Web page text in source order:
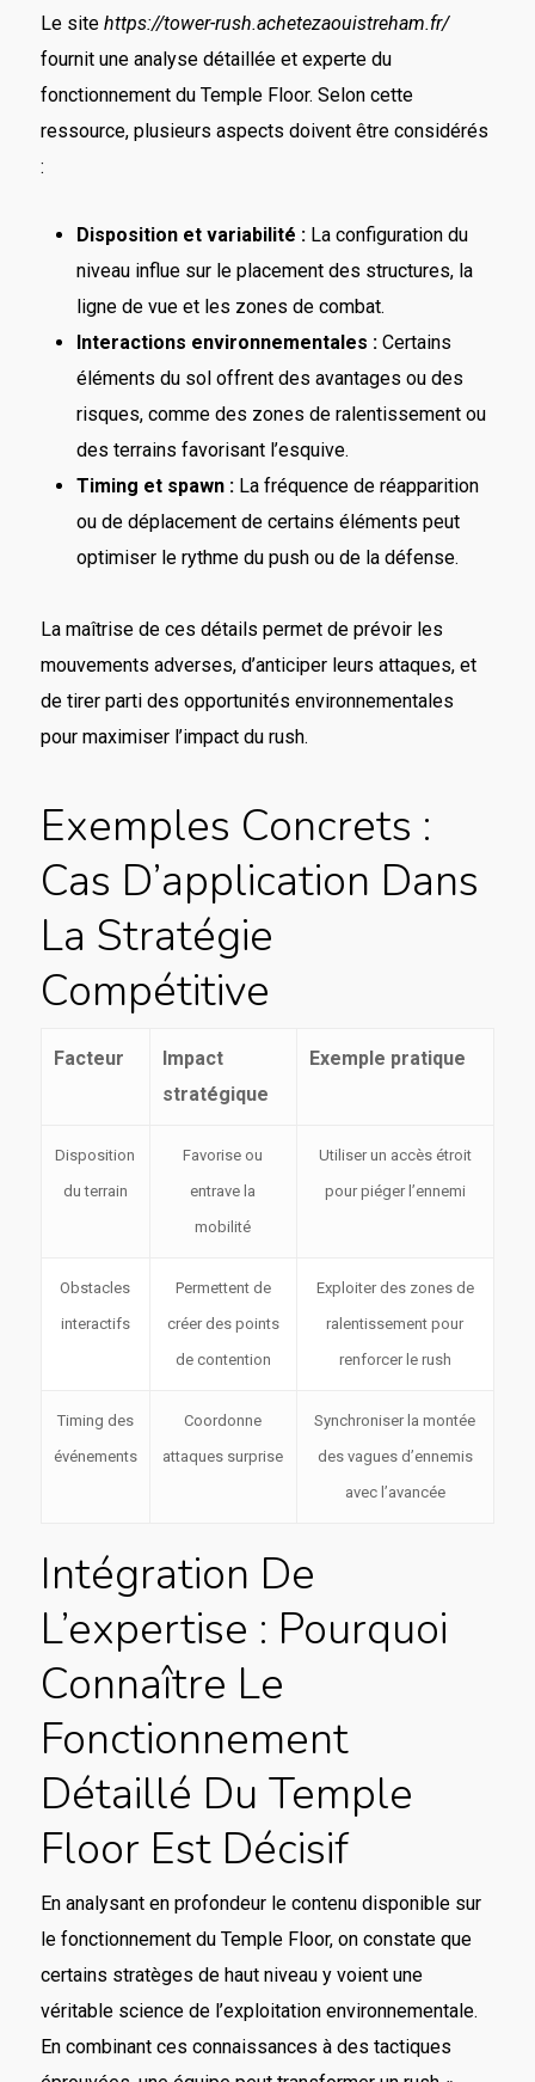
Le site https://tower-rush.achetezaouistreham.fr/
fournit une analyse détaillée et experte du
fonctionnement du Temple Floor. Selon cette
ressource, plusieurs aspects doivent être considérés
:
Disposition et variabilité :La configuration du
niveau influe sur le placement des structures, la
ligne de vue et les zones de combat.
Interactions environnementales :Certains
éléments du sol offrent des avantages ou des
risques, comme des zones de ralentissement ou
des terrains favorisant l’esquive.
Timing et spawn :La fréquence de réapparition
ou de déplacement de certains éléments peut
optimiser le rythme du push ou de la défense.
La maîtrise de ces détails permet de prévoir les
mouvements adverses, d’anticiper leurs attaques, et
de tirer parti des opportunités environnementales
pour maximiser l’impact du rush.
Exemples Concrets :
Cas D’application Dans
La Stratégie
Compétitive
Facteur
Impact
stratégique
Exemple pratique
Disposition
du terrain
Favorise ou
entrave la
mobilité
Utiliser un accès étroit
pour piéger l’ennemi
Obstacles
interactifs
Permettent de
créer des points
de contention
Exploiter des zones de
ralentissement pour
renforcer le rush
Timing des
événements
Coordonne
attaques surprise
Synchroniser la montée
des vagues d’ennemis
avec l’avancée
Intégration De
L’expertise : Pourquoi
Connaître Le
Fonctionnement
Détaillé Du Temple
Floor Est Décisif
En analysant en profondeur le contenu disponible sur
le fonctionnement du Temple Floor, on constate que
certains stratèges de haut niveau y voient une
véritable science de l’exploitation environnementale.
En combinant ces connaissances à des tactiques